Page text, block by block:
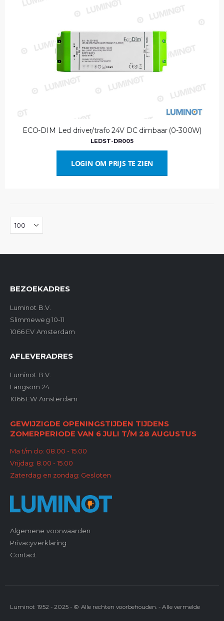
ECO-DIM Led driver/trafo 24V DC dimbaar (0-300W)
LEDST-DR005
LOGIN OM PRIJS TE ZIEN
BEZOEKADRES
Luminot B.V.
Slimmeweg 10-11
1066 EV Amsterdam
AFLEVERADRES
Luminot B.V.
Langsom 24
1066 EW Amsterdam
GEWIJZIGDE OPENINGSTIJDEN TIJDENS
ZOMERPERIODE VAN 6 JULI T/M 28 AUGUSTUS
Ma t/m do: 08.00 - 15.00
Vrijdag: 8.00 - 15.00
Zaterdag en zondag: Gesloten
Algemene voorwaarden
Privacyverklaring
Contact
Luminot 1952 - 2025 - © Alle rechten voorbehouden. - Alle vermelde